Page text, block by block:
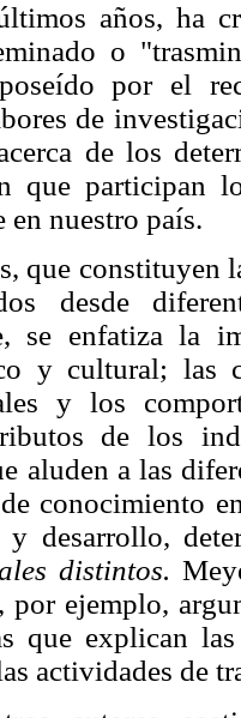
años, ha
o
por el
de
de los
que participan
en nuestro país.
que constituyen
desde
se enfatiza la
y cultural; las
y los
de los
aluden a las
conocimiento
y desarrollo,
distintos.
por ejemplo,
que explican
actividades de